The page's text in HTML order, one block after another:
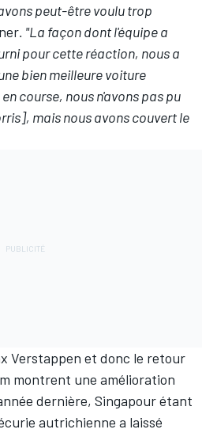
peut-être voulu trop
. "La façon dont l'équipe a
pour cette réaction, nous a
bien meilleure voiture
course, nous n'avons pas pu
mais nous avons couvert le
Verstappen et donc le retour
montrent une amélioration
dernière, Singapour étant
autrichienne a laissé